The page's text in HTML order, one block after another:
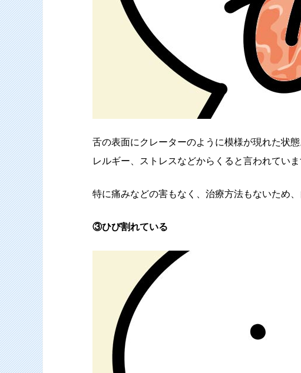
舌の表面にクレーターのように模様が現れた状
レルギー、ストレスなどからくると言われていま
特に痛みなどの害もなく、治療方法もないため、
③ひび割れている